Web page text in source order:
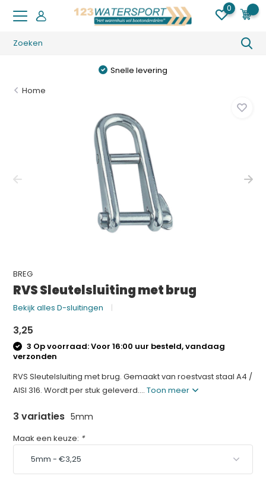
0
Snelle levering
Home
BREG
RVS Sleutelsluiting met brug
Bekijk alles D-sluitingen
3,25
3 Op voorraad: Voor 16:00 uur besteld, vandaag
verzonden
RVS Sleutelsluiting met brug. Gemaakt van roestvast staal A4 /
AISI 316. Wordt per stuk geleverd....Toon meer
3 variaties 5mm
Maak een keuze: *